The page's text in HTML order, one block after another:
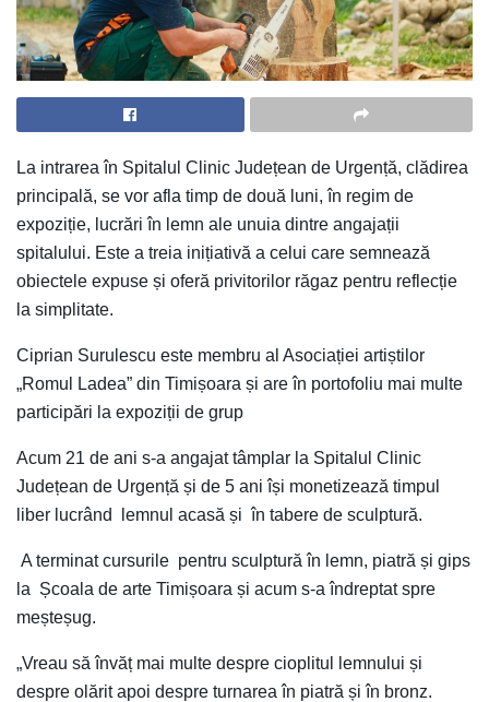
La intrarea în Spitalul Clinic Județean de Urgență, clădirea
principală, se vor afla timp de două luni, în regim de
expoziție, lucrări în lemn ale unuia dintre angajații
spitalului. Este a treia inițiativă a celui care semnează
obiectele expuse și oferă privitorilor răgaz pentru reflecție
la simplitate.
Ciprian Surulescu este membru al Asociației artiștilor
„Romul Ladea” din Timișoara și are în portofoliu mai multe
participări la expoziții de grup
Acum 21 de ani s-a angajat tâmplar la Spitalul Clinic
Județean de Urgență și de 5 ani își monetizează timpul
liber lucrând lemnul acasă și în tabere de sculptură.
A terminat cursurile pentru sculptură în lemn, piatră și gips
la Școala de arte Timișoara și acum s-a îndreptat spre
meșteșug.
„Vreau să învăț mai multe despre cioplitul lemnului și
despre olărit apoi despre turnarea în piatră și în bronz.